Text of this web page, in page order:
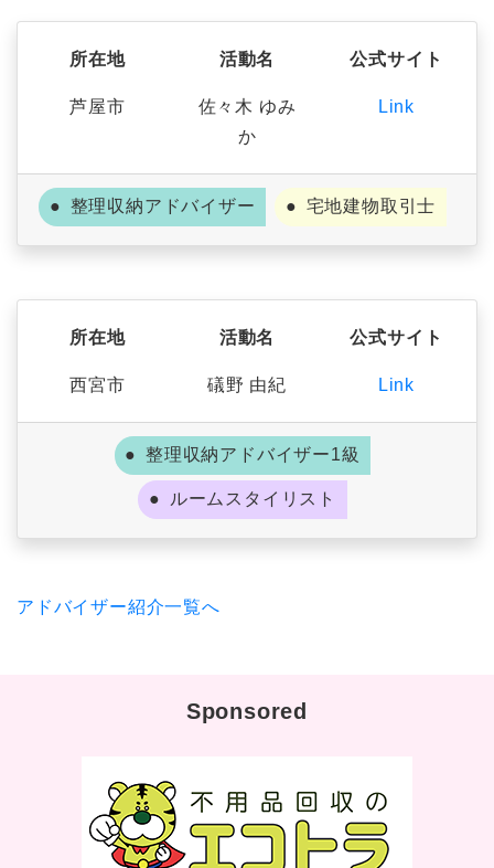
所在地
芦屋市
活動名
佐々木 ゆみ
か
公式サイト
Link
整理収納アドバイザー 宅地建物取引士
所在地
西宮市
活動名
礒野 由紀
公式サイト
Link
整理収納アドバイザー1級
ルームスタイリスト
アドバイザー紹介一覧へ
Sponsored